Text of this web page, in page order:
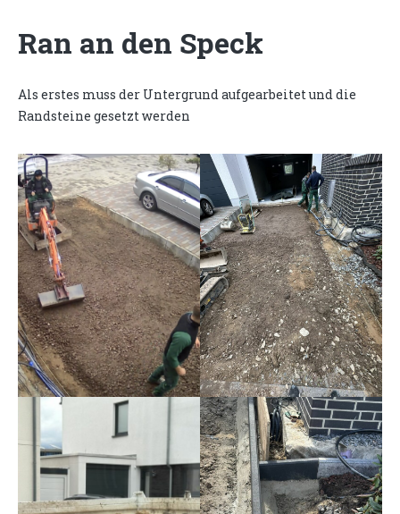
Ran an den Speck
Als erstes muss der Untergrund aufgearbeitet und die
Randsteine gesetzt werden